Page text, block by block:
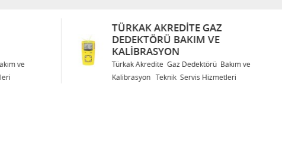
AKREDITE GAZ
BAKIM VE
Akredite Gaz Dedektörü Bakım ve
Teknik Servis Hizmetleri
TÜRKAK
DEDEKTÖRÜ
Türkak Akredite Gaz
Kalibrasyon Teknik